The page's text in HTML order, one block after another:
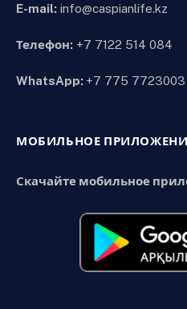
E-mail: info@caspianlife.kz
Телефон: +7 7122 514 084
WhatsApp: +7 775 7723003
МОБИЛЬНОЕ
Скачайте мобильное